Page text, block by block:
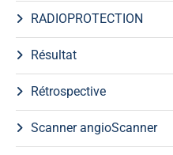
RADIOPROTECTION
Résultat
Rétrospective
Scanner angioScanner